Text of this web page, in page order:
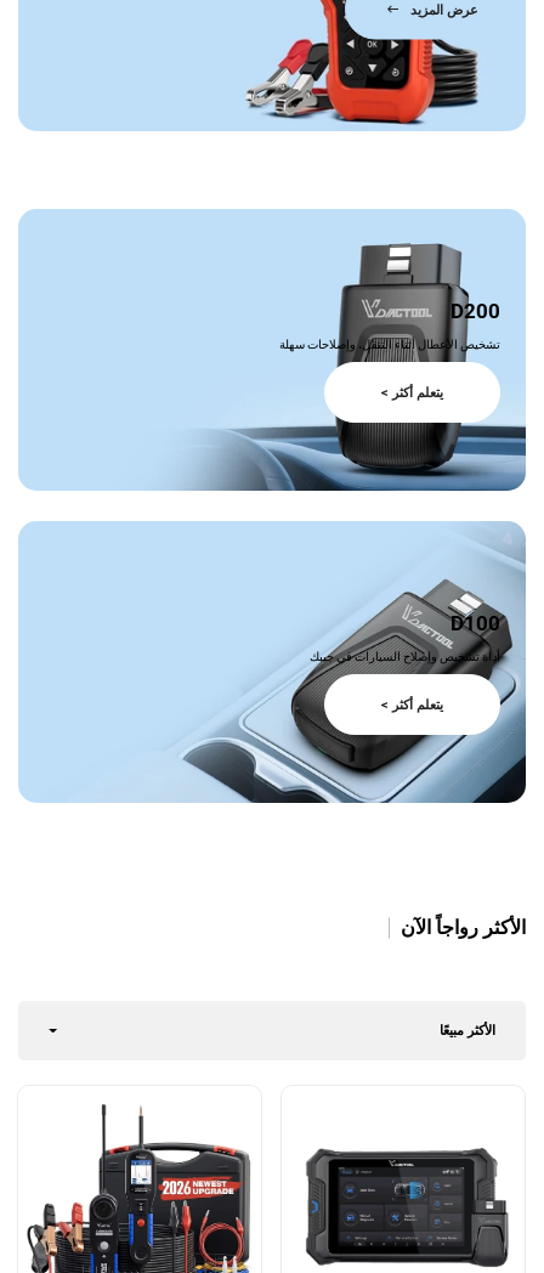
عرض المزيد
D200
تشخيص الأعطال أثناء التنقل، وإصلاحات سهلة
يتعلم أكثر >
D100
أداة تشخيص وإصلاح السيارات في جيبك
يتعلم أكثر >
الأكثر رواجاً الآن
الأكثر مبيعًا